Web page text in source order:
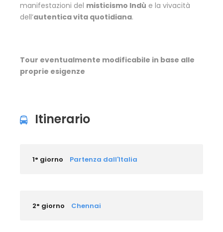
manifestazioni del misticismo Indù e la vivacità
dell’autentica vita quotidiana.
Tour eventualmente modificabile in base alle
proprie esigenze
Itinerario
1° giorno Partenza dall'Italia
2° giorno Chennai